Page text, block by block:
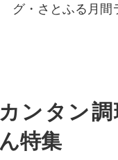
グ・さとふる月間
カンタン
ん特集